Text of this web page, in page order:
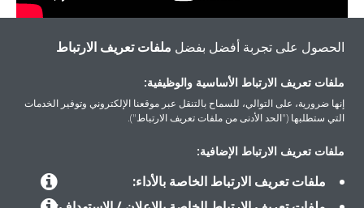
التاريخ: 14 أبريل، 2020 (الخميس)
الوقت: الساعة الثانية من بعد الظهر (توقيت الإمارات العربية
المتحدة)
المدة: ساعة ونصف
Dakin VRV Xpress
الحصول على تجربة أفضل بفضل ملفات تعريف الارتباط
ملفات تعريف الارتباط الأساسية والوظيفية:
إنها ضرورية، على التوالي، للسماح بالتنقل عبر موقعنا الإلكتروني وتوفير الخدمات
التي ستطلبها ("الحد الأدنى من ملفات تعريف الارتباط").
ملفات تعريف الارتباط الإضافية:
ملفات تعريف الارتباط الخاصة بالأداء: